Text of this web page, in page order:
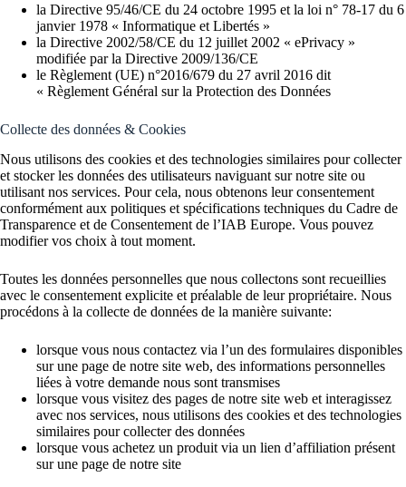
la Directive 95/46/CE du 24 octobre 1995 et la loi n° 78-17 du 6
janvier 1978 « Informatique et Libertés »
la Directive 2002/58/CE du 12 juillet 2002 « ePrivacy »
modifiée par la Directive 2009/136/CE
le Règlement (UE) n°2016/679 du 27 avril 2016 dit
« Règlement Général sur la Protection des Données
Collecte des données & Cookies
Nous utilisons des cookies et des technologies similaires pour collecter
et stocker les données des utilisateurs naviguant sur notre site ou
utilisant nos services. Pour cela, nous obtenons leur consentement
conformément aux politiques et spécifications techniques du Cadre de
Transparence et de Consentement de l’IAB Europe. Vous pouvez
modifier vos choix à tout moment.
Toutes les données personnelles que nous collectons sont recueillies
avec le consentement explicite et préalable de leur propriétaire. Nous
procédons à la collecte de données de la manière suivante:
lorsque vous nous contactez via l’un des formulaires disponibles
sur une page de notre site web, des informations personnelles
liées à votre demande nous sont transmises
lorsque vous visitez des pages de notre site web et interagissez
avec nos services, nous utilisons des cookies et des technologies
similaires pour collecter des données
lorsque vous achetez un produit via un lien d’affiliation présent
sur une page de notre site